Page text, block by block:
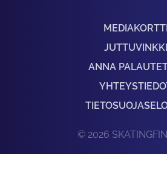
MEDIAKORTTI
JUTTUVINKKI
ANNA
© 2026